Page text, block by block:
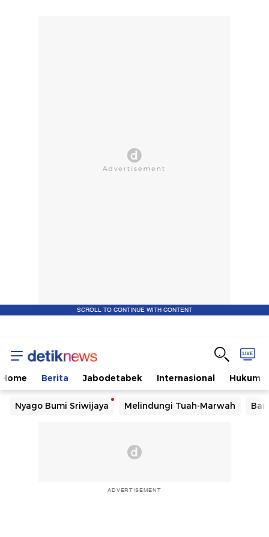
SCROLL TO CONTINUE WITH CONTENT
Home Berita Jabodetabek Internasional Hukum
Nyago Bumi Sriwijaya Melindungi Tuah-Marwah
ADVERTISEMENT